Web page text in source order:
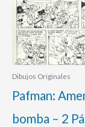
Dibujos Originales
Pafman:
bomba – 2